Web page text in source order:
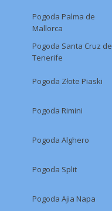
Pogoda Palma de
Mallorca
Pogoda Santa Cruz de
Tenerife
Pogoda Złote Piaski
Pogoda Rimini
Pogoda Alghero
Pogoda Split
Pogoda Ajia Napa